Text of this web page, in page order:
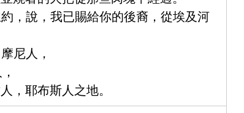
，說，我已賜給你的後裔，從埃及河
尼人，
，耶布斯人之地。